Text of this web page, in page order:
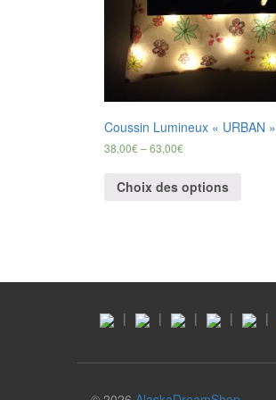
Coussin Lumineux « URBAN »
38,00€–63,00€
Choix des options